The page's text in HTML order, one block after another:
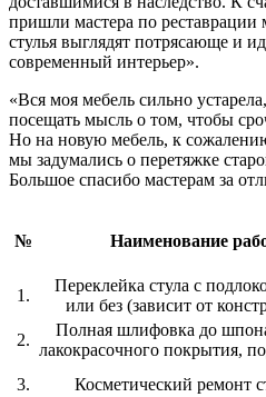
пришли мастера по реставрации
стулья выглядят потрясающе и
современный интерьер».
«Вся моя мебель сильно
посещать мысль о том, чтобы
Но на новую мебель, к
мы задумались о перетяжке
Большое спасибо мастерам за
№ Наименование
1.
Переклейка стула с
или без (зависит от
2.
Полная шлифовка до
лакокрасочного покрытия,
3.
Косметический ремонт